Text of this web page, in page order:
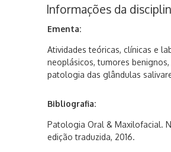
Informações da
Ementa:
Atividades teóricas, clínicas e
neoplásicos, tumores
patologia das glândulas
Bibliografia:
Patologia Oral & Maxilofacial.
edição traduzida, 2016.